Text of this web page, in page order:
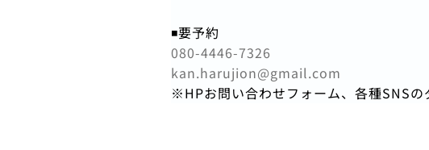
◾️要予約
080-4446-7326
kan.harujion@gmail.com
※HPお問い合わせフォーム、各種SNS